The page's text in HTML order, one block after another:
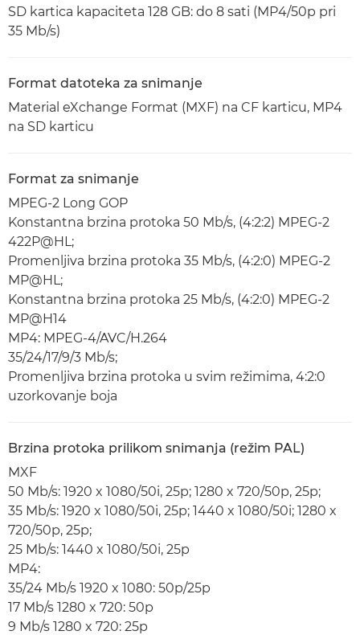
SD kartica kapaciteta 128 GB: do 8 sati (MP4/50p pri
35 Mb/s)
Format datoteka za snimanje
Material eXchange Format (MXF) na CF karticu, MP4
na SD karticu
Format za snimanje
MPEG-2 Long GOP
Konstantna brzina protoka 50 Mb/s, (4:2:2) MPEG-2
422P@HL;
Promenljiva brzina protoka 35 Mb/s, (4:2:0) MPEG-2
MP@HL;
Konstantna brzina protoka 25 Mb/s, (4:2:0) MPEG-2
MP@H14
MP4: MPEG-4/AVC/H.264
35/24/17/9/3 Mb/s;
Promenljiva brzina protoka u svim režimima, 4:2:0
uzorkovanje boja
Brzina protoka prilikom snimanja (režim PAL)
MXF
50 Mb/s: 1920 x 1080/50i, 25p; 1280 x 720/50p, 25p;
35 Mb/s: 1920 x 1080/50i, 25p; 1440 x 1080/50i; 1280 x
720/50p, 25p;
25 Mb/s: 1440 x 1080/50i, 25p
MP4:
35/24 Mb/s 1920 x 1080: 50p/25p
17 Mb/s 1280 x 720: 50p
9 Mb/s 1280 x 720: 25p